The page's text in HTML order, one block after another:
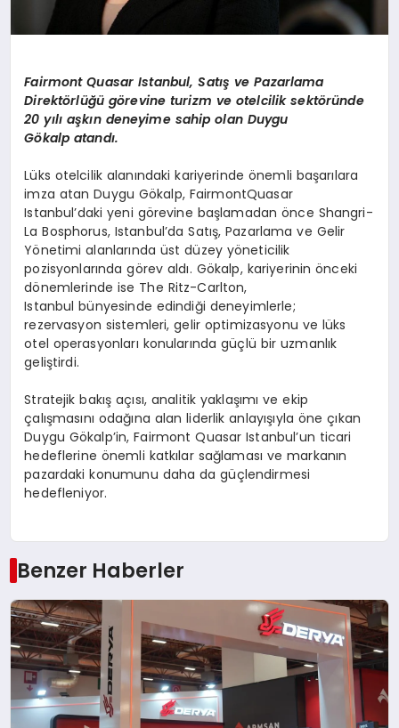
Fairmont Quasar Istanbul, Satış ve Pazarlama
Direktörlüğü görevine turizm ve otelcilik sektöründe
20 yılı aşkın deneyime sahip olan Duygu
Gökalp atandı.
Lüks otelcilik alanındaki kariyerinde önemli başarılara
imza atan Duygu Gökalp, FairmontQuasar
Istanbul’daki yeni görevine başlamadan önce Shangri-
LaBosphorus, Istanbul’da Satış, Pazarlama ve Gelir
Yönetimi alanlarında üst düzey yöneticilik
pozisyonlarında görev aldı. Gökalp, kariyerinin önceki
dönemlerinde ise The Ritz-Carlton,
Istanbul bünyesinde edindiği deneyimlerle;
rezervasyon sistemleri, gelir optimizasyonu ve lüks
otel operasyonları konularında güçlü bir uzmanlık
geliştirdi.
Stratejik bakış açısı, analitik yaklaşımı ve ekip
çalışmasını odağına alan liderlik anlayışıyla öne çıkan
Duygu Gökalp’in,Fairmont Quasar Istanbul’un ticari
hedeflerine önemli katkılar sağlaması ve markanın
pazardaki konumunu daha da güçlendirmesi
hedefleniyor.
Benzer Haberler